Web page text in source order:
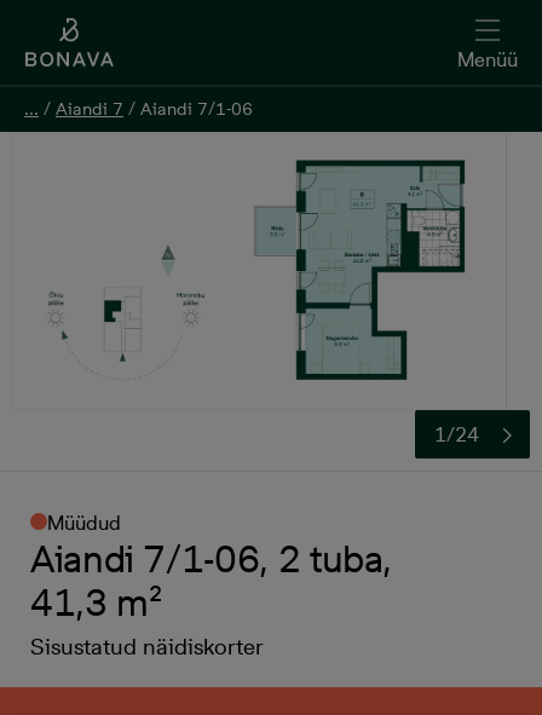
Menüü
... / Aiandi 7 / Aiandi 7/1-06
1/24
Müüdud
Aiandi 7/1-06, 2 tuba,
41,3 m²
Sisustatud näidiskorter
Menüü
... / Aiandi 7 / Aiandi 7/1-06